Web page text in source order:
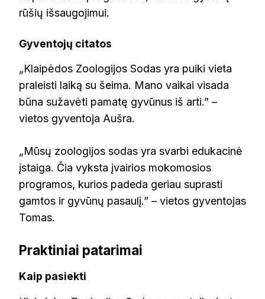
rūšių išsaugojimui.
Gyventojų citatos
„Klaipėdos Zoologijos Sodas yra puiki vieta
praleisti laiką su šeima. Mano vaikai visada
būna sužavėti pamatę gyvūnus iš arti.” –
vietos gyventoja Aušra.
„Mūsų zoologijos sodas yra svarbi edukacinė
įstaiga. Čia vyksta įvairios mokomosios
programos, kurios padeda geriau suprasti
gamtos ir gyvūnų pasaulį.” – vietos gyventojas
Tomas.
Praktiniai patarimai
Kaip pasiekti